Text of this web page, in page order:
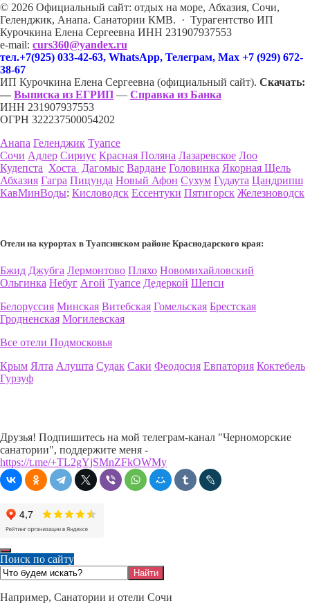
© 2026 Официальный сайт: отдых на море, Абхазия, Сочи,
Геленджик, Анапа. Санатории КМВ. · Турагентство ИП
Курочкина Елена Сергеевна ИНН 231907937553
e-mail: curs360@yandex.ru
тел.+7(925) 033-42-63, WhatsApp, Телеграм, Max +7 (929) 672-
38-67
ИП Курочкина Елена Сергеевна (официальный сайт). Скачать:
— Выписка из ЕГРИП — Справка из Банка
ИНН 231907937553
ОГРН 322237500054202
Анапа Геленджик Туапсе
Сочи Адлер Сириус Красная Поляна Лазаревское Лоо
Кудепста Хоста Дагомыс Вардане Головинка Якорная Щель
Абхазия Гагра Пицунда Новый Афон Сухум Гудаута Цандрипш
КавМинВоды: Кисловодск Ессентуки Пятигорск Железноводск
Отели на курортах в Туапсинском районе Краснодарского края:
Бжид Джубга Лермонтово Пляхо Новомихайловский
Ольгинка Небуг Агой Туапсе Дедеркой Шепси
Белоруссия Минская Витебская Гомельская Брестская
Гродненская Могилевская
Все отели Подмосковья
Крым Ялта Алушта Судак Саки Феодосия Евпатория Коктебель
Гурзуф
Друзья! Подпишитесь на мой телеграм-канал "Черноморские
санатории", поддержите меня -
https://t.me/+TL2gYjSMnZFkOWMy
Поиск по сайту
Например, Санатории и отели Сочи